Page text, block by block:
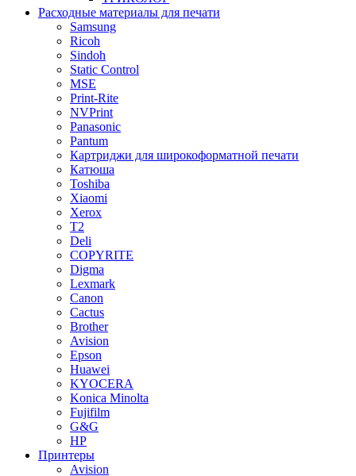
Расходные материалы для печати
Samsung
Ricoh
Sindoh
Static Control
MSE
Print-Rite
NVPrint
Panasonic
Pantum
Картриджи для широкоформатной печати
Катюша
Toshiba
Xiaomi
Xerox
T2
Deli
COPYRITE
Digma
Lexmark
Canon
Cactus
Brother
Avision
Epson
Huawei
KYOCERA
Konica Minolta
Fujifilm
G&G
HP
Принтеры
Avision